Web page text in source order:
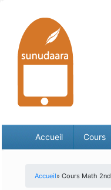
Accueil Cours
Accueil» Cours Math 2nd